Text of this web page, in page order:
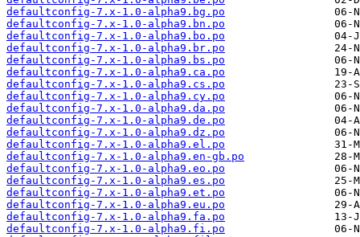
defaultconfig-7.x-1.0-alpha9.bg.po
defaultconfig-7.x-1.0-alpha9.bn.po
defaultconfig-7.x-1.0-alpha9.bo.po
defaultconfig-7.x-1.0-alpha9.br.po
defaultconfig-7.x-1.0-alpha9.bs.po
defaultconfig-7.x-1.0-alpha9.ca.po
defaultconfig-7.x-1.0-alpha9.cs.po
defaultconfig-7.x-1.0-alpha9.cy.po
defaultconfig-7.x-1.0-alpha9.da.po
defaultconfig-7.x-1.0-alpha9.de.po
defaultconfig-7.x-1.0-alpha9.dz.po
defaultconfig-7.x-1.0-alpha9.el.po
defaultconfig-7.x-1.0-alpha9.en-gb.po
defaultconfig-7.x-1.0-alpha9.eo.po
defaultconfig-7.x-1.0-alpha9.es.po
defaultconfig-7.x-1.0-alpha9.et.po
defaultconfig-7.x-1.0-alpha9.eu.po
defaultconfig-7.x-1.0-alpha9.fa.po
defaultconfig-7.x-1.0-alpha9.fi.po